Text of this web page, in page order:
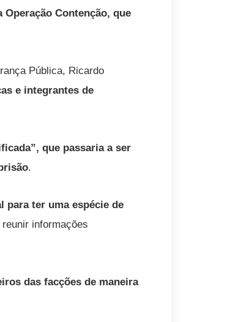
Contenção, que
Pública, Ricardo
e integrantes de
que passaria a ser
.
para ter uma espécie de
informações
das facções de maneira